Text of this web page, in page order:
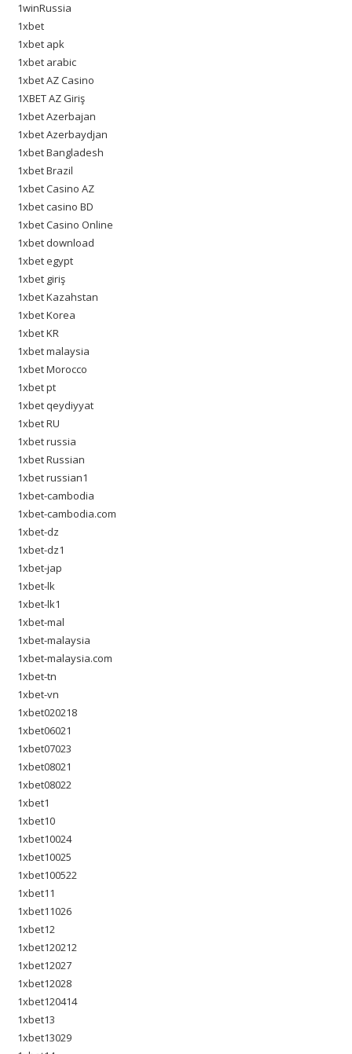
1winRussia
1xbet
1xbet apk
1xbet arabic
1xbet AZ Casino
1XBET AZ Giriş
1xbet Azerbajan
1xbet Azerbaydjan
1xbet Bangladesh
1xbet Brazil
1xbet Casino AZ
1xbet casino BD
1xbet Casino Online
1xbet download
1xbet egypt
1xbet giriş
1xbet Kazahstan
1xbet Korea
1xbet KR
1xbet malaysia
1xbet Morocco
1xbet pt
1xbet qeydiyyat
1xbet RU
1xbet russia
1xbet Russian
1xbet russian1
1xbet-cambodia
1xbet-cambodia.com
1xbet-dz
1xbet-dz1
1xbet-jap
1xbet-lk
1xbet-lk1
1xbet-mal
1xbet-malaysia
1xbet-malaysia.com
1xbet-tn
1xbet-vn
1xbet020218
1xbet06021
1xbet07023
1xbet08021
1xbet08022
1xbet1
1xbet10
1xbet10024
1xbet10025
1xbet100522
1xbet11
1xbet11026
1xbet12
1xbet120212
1xbet12027
1xbet12028
1xbet120414
1xbet13
1xbet13029